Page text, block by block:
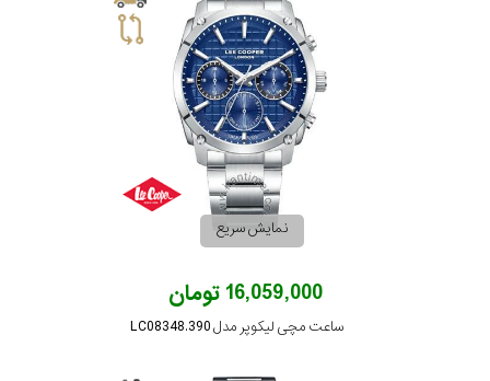
نمایش سریع
16,059,000 تومان
ساعت مچی لیکوپر مدل LC08348.390